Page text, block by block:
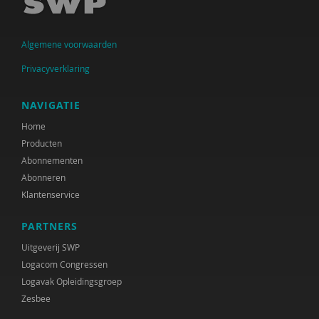
Algemene voorwaarden
Privacyverklaring
NAVIGATIE
Home
Producten
Abonnementen
Abonneren
Klantenservice
PARTNERS
Uitgeverij SWP
Logacom Congressen
Logavak Opleidingsgroep
Zesbee